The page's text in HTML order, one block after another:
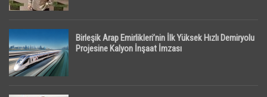
Birleşik Arap Emirlikleri’nin İlk Yüksek Hızlı Demiryolu
Projesine Kalyon İnşaat İmzası